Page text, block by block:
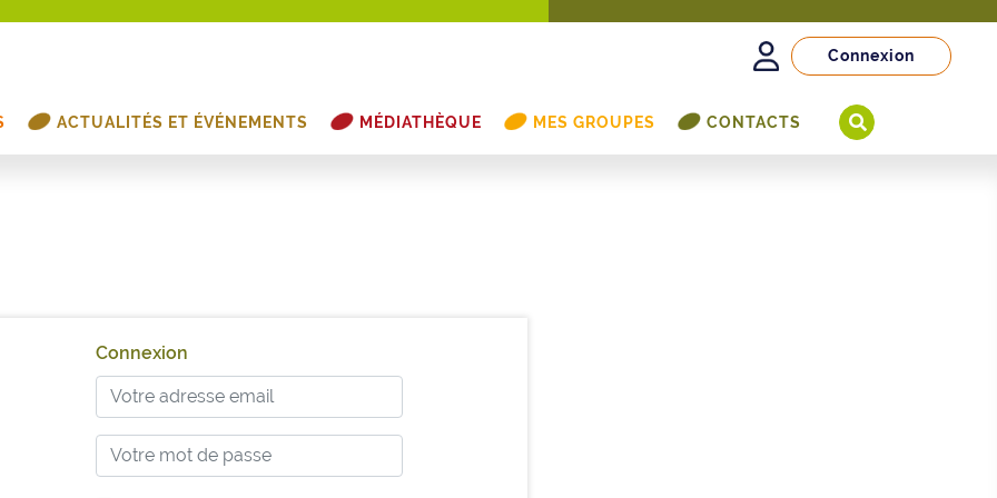
Connexion
ACTUALITÉS ET ÉVÉNEMENTS MÉDIATHÈQUE MES GROUPES CONTACTS
Connexion